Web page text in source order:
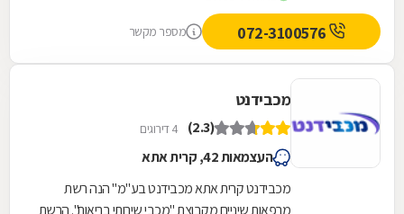
מספר מקשר
מכבידנט
(2.3) 4 דירוגים
העצמאות 42, קרית אתא
מכבידנט קרית אתא מכבידנט בע"מ" הנה רשת
מרפאות שיניים מקבוצת "מכבי שירותי בריאות". הרשת